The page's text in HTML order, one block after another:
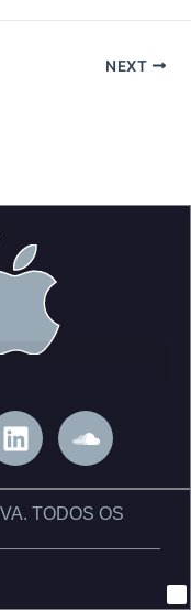
NEXT
L
i
k
d
S
o
n
c
TODOS OS